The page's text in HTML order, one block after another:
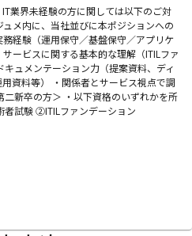
業界未経験の方に関しては以下のご対
メ内に、当社並びに本ポジションへの
経験（運用保守／基盤保守／アプリケ
ービスに関する基本的な理解（ITILファ
ュメンテーション力（提案資料、ディ
資料等） ・関係者とサービス視点で調
新卒の方＞ ・以下資格のいずれかを所
試験 ②ITILファンデーション